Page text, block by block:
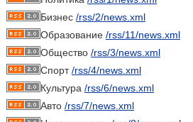
Бизнес /rss/2/news.xml
Образование /rss/11/news.xml
Общество /rss/3/news.xml
Спорт/rss/4/news.xml
Культура /rss/6/news.xml
Авто /rss/7/news.xml